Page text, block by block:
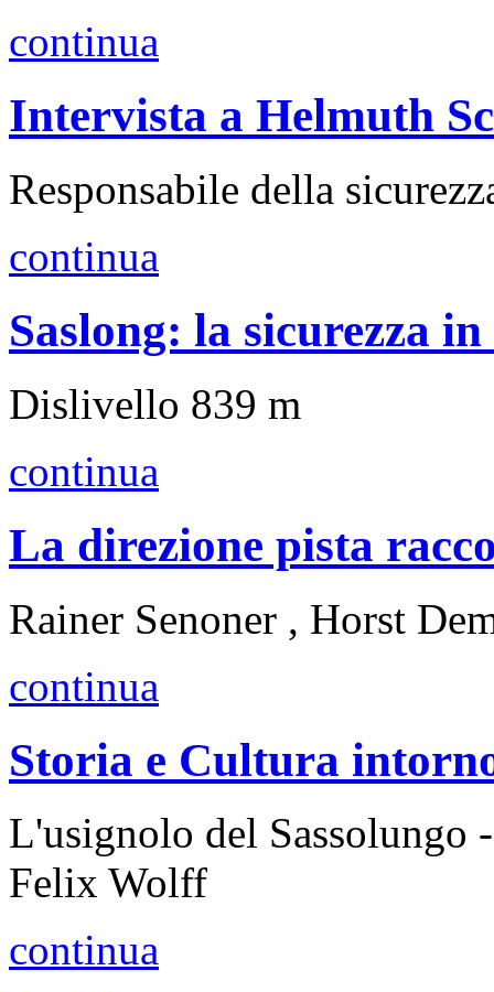
continua
Intervista a Helmuth
Responsabile della
continua
Saslong: la sicurezza
Dislivello 839 m
continua
La direzione pista
Rainer Senoner , Horst
continua
Storia e Cultura
L'usignolo del Sassolungo
Felix Wolff
continua